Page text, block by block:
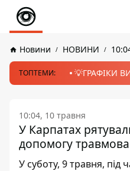
Новини НОВИНИ
ТОПТЕМИ: 💡ГРАФІКИ
10:04, 10 травня
У Карпатах
допомогу
У суботу, 9 травня, під